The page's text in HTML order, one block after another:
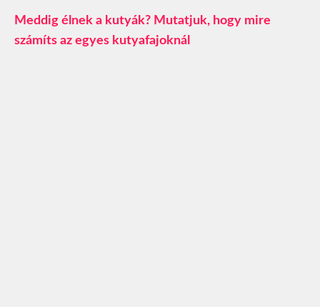
Meddig élnek a kutyák? Mutatjuk, hogy mire
számíts az egyes kutyafajoknál